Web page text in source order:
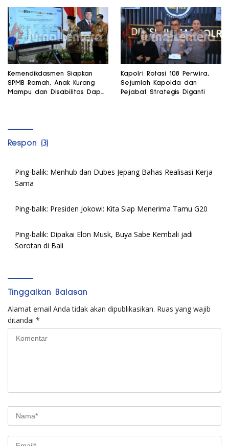
Kemendikdasmen Siapkan
SPMB Ramah, Anak Kurang
Mampu dan Disabilitas Dapat
Kapolri Rotasi 108 Perwira,
Sejumlah Kapolda dan
Pejabat Strategis Diganti
Respon (3)
Ping-balik: Menhub dan Dubes Jepang Bahas Realisasi Kerja
Sama
Ping-balik: Presiden Jokowi: Kita Siap Menerima Tamu G20
Ping-balik: Dipakai Elon Musk, Buya Sabe Kembali jadi
Sorotan di Bali
Tinggalkan Balasan
Alamat email Anda tidak akan dipublikasikan. Ruas yang wajib
ditandai *